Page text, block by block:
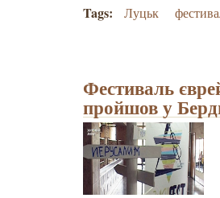
Tags: Луцьк
Фестиваль
пройшов у